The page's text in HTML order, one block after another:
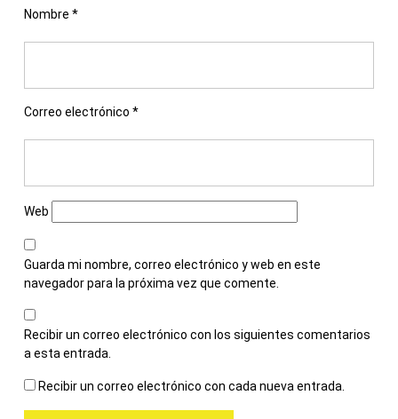
Nombre *
Correo electrónico *
Web
Guarda mi nombre, correo electrónico y web en este
navegador para la próxima vez que comente.
Recibir un correo electrónico con los siguientes comentarios
a esta entrada.
Recibir un correo electrónico con cada nueva entrada.